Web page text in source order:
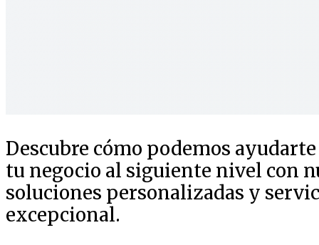
Descubre cómo podemos
tu negocio al siguiente nivel con
soluciones personalizadas y
excepcional.